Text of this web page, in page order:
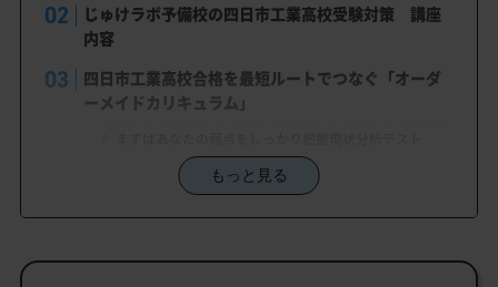
じゅけラボ予備校の四日市工業高校受験対策 講座
内容
四日市工業高校合格を最短ルートでつなぐ「オーダ
ーメイドカリキュラム」
あなただけの学習計画だから成果が出る！四日市工業高
校合格に向けた受験対策カリキュラム
もっと見る